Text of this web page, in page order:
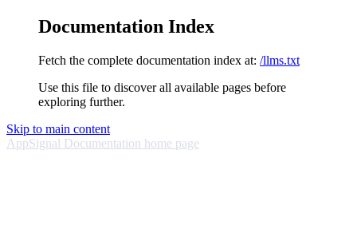
Documentation Index
Fetch the complete documentation index at: /llms.txt
Use this file to discover all available pages before
exploring further.
Skip to main content
AppSignal Documentation home page